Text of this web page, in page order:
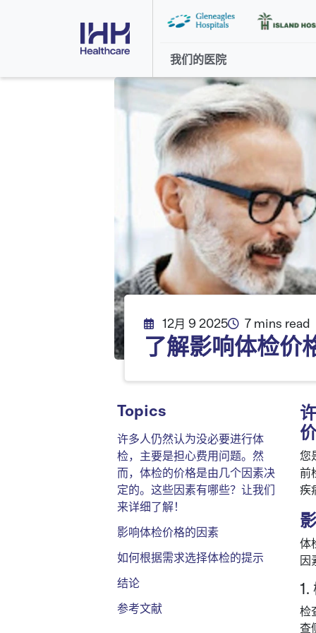
我们的医院
12月 9 2025 7 mins read
了解影响体检价
Topics
许多人仍然认为没必要进行体
检，主要是担心费用问题。然
而，体检的价格是由几个因素决
定的。这些因素有哪些？让我们
来详细了解！
影响体检价格的因素
如何根据需求选择体检的提示
结论
参考文献
您
前
疾
体
因
1.
检
查